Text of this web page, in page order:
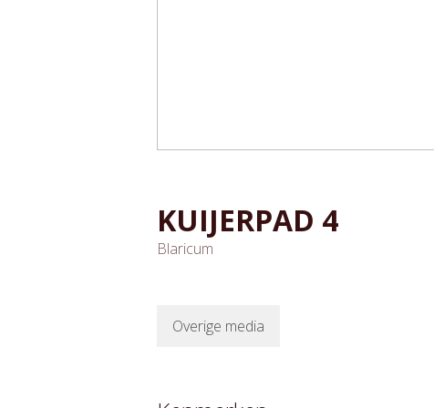
KUIJERPAD 4
Blaricum
Overige media